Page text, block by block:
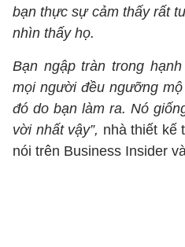
bạn thực sự cảm thấy rất
nhìn thấy họ.
Bạn ngập tràn trong
mọi người đều ngưỡng
đó do bạn làm ra. Nó
vời nhất vậy”, nhà thiết kế
nói trên Business Insider